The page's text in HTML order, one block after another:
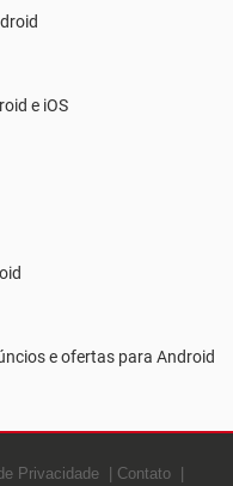
e iOS
e ofertas para Android
Privacidade Contato